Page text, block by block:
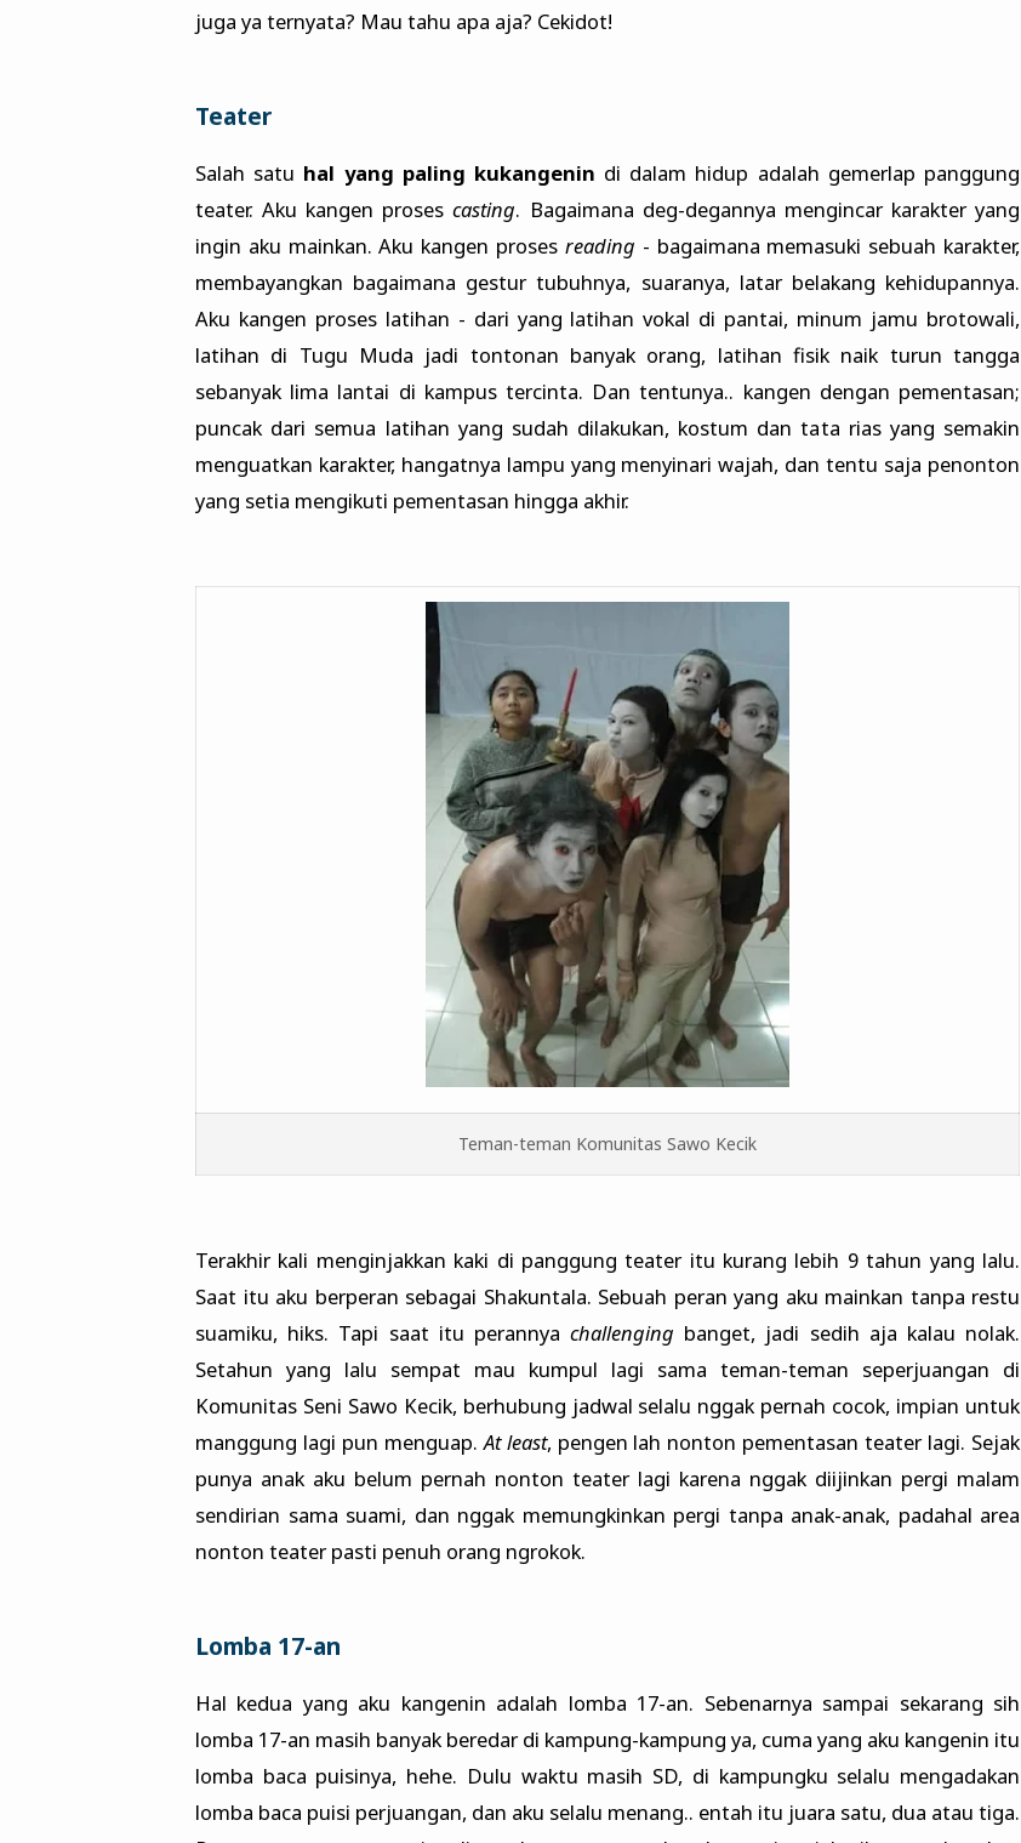
juga ya ternyata? Mau tahu apa aja? Cekidot!
Teater
Salah satu hal yang paling kukangenin di dalam hidup adalah gemerlap panggung
teater. Aku kangen prosescasting. Bagaimana deg-degannya mengincar karakter yang
ingin aku mainkan. Aku kangen proses reading - bagaimana memasuki sebuah karakter,
membayangkan bagaimana gestur tubuhnya, suaranya, latar belakang kehidupannya.
Aku kangen proses latihan - dari yang latihan vokal di pantai, minum jamu brotowali,
latihan di Tugu Muda jadi tontonan banyak orang, latihan fisik naik turun tangga
sebanyak lima lantai di kampus tercinta. Dan tentunya.. kangen dengan pementasan;
puncak dari semua latihan yang sudah dilakukan, kostum dan tata rias yang semakin
menguatkan karakter, hangatnya lampu yang menyinari wajah, dan tentu saja penonton
yang setia mengikuti pementasan hingga akhir.
Teman-teman Komunitas Sawo Kecik
Terakhir kali menginjakkan kaki di panggung teater itu kurang lebih 9 tahun yang lalu.
Saat itu aku berperan sebagai Shakuntala. Sebuah peran yang aku mainkan tanpa restu
suamiku, hiks. Tapi saat itu perannya challenging banget, jadi sedih aja kalau nolak.
Setahun yang lalu sempat mau kumpul lagi sama teman-teman seperjuangan di
Komunitas Seni Sawo Kecik, berhubung jadwal selalu nggak pernah cocok, impian untuk
manggung lagi pun menguap.At least, pengen lah nonton pementasan teater lagi. Sejak
punya anak aku belum pernah nonton teater lagi karena nggak diijinkan pergi malam
sendirian sama suami, dan nggak memungkinkan pergi tanpa anak-anak, padahal area
nonton teater pasti penuh orang ngrokok.
Lomba 17-an
Hal kedua yang aku kangenin adalah lomba 17-an. Sebenarnya sampai sekarang sih
lomba 17-an masih banyak beredar di kampung-kampung ya, cuma yang aku kangenin itu
lomba baca puisinya, hehe. Dulu waktu masih SD, di kampungku selalu mengadakan
lomba baca puisi perjuangan, dan aku selalu menang.. entah itu juara satu, dua atau tiga.